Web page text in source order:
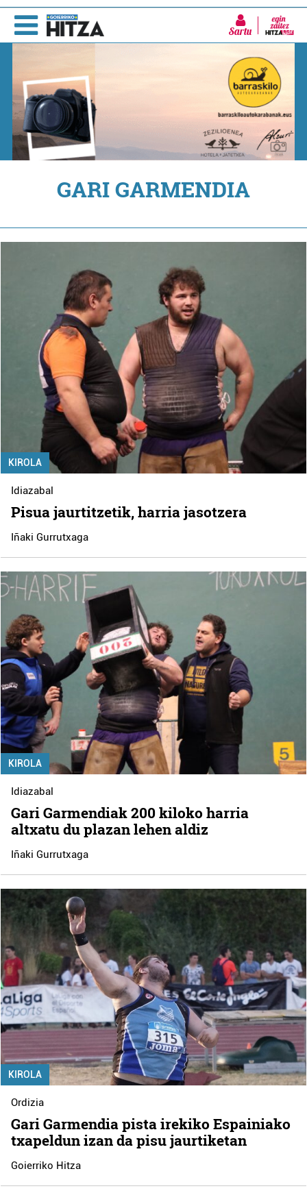
Sartu
GARI GARMENDIA
KIROLA
Idiazabal
Pisua jaurtitzetik, harria jasotzera
Iñaki Gurrutxaga
KIROLA
Idiazabal
Gari Garmendiak 200 kiloko harria
altxatu du plazan lehen aldiz
Iñaki Gurrutxaga
KIROLA
Ordizia
Gari Garmendia pista irekiko Espainiako
txapeldun izan da pisu jaurtiketan
Goierriko Hitza